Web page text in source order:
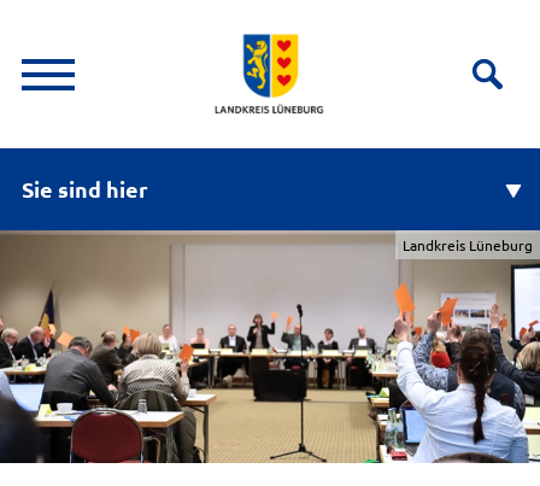
Sie sind hier
Landkreis Lüneburg